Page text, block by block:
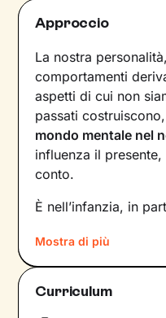
Approccio
La nostra
comportamenti
aspetti di cui non
passati
mondo mentale nel
influenza il
conto.
È nell’infanzia, in
e agire: le
infatti, vengono
riproposte nelle
Mostra di più
Curriculum